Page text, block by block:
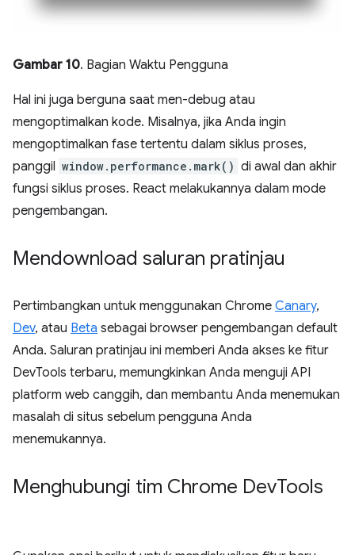
Gambar 10. Bagian Waktu Pengguna
Hal ini juga berguna saat men-debug atau
mengoptimalkan kode. Misalnya, jika Anda ingin
mengoptimalkan fase tertentu dalam siklus proses,
panggil window.performance.mark() di awal dan akhir
fungsi siklus proses. React melakukannya dalam mode
pengembangan.
Mendownload saluran pratinjau
Pertimbangkan untuk menggunakan Chrome Canary,
Dev, atau Beta sebagai browser pengembangan default
Anda. Saluran pratinjau ini memberi Anda akses ke fitur
DevTools terbaru, memungkinkan Anda menguji API
platform web canggih, dan membantu Anda menemukan
masalah di situs sebelum pengguna Anda
menemukannya.
Menghubungi tim Chrome DevTools